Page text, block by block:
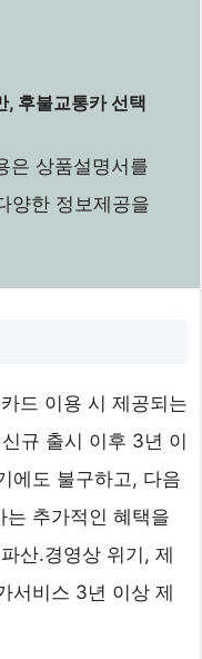
후불교통카 선택
은 상품설명서를
양한 정보제공을
드 이용 시 제공되는
규 출시 이후 3년 이
에도 불구하고, 다음
추가적인 혜택을
산.경영상 위기, 제
서비스 3년 이상 제